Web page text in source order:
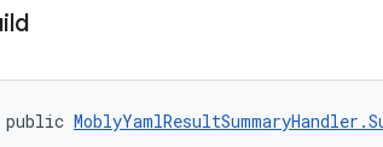
public